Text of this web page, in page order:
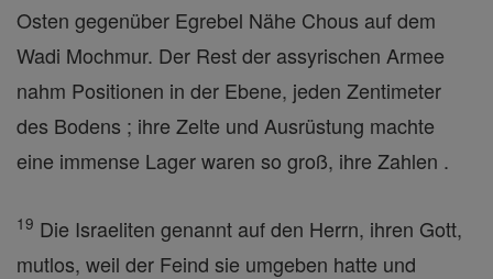
Osten gegenüber Egrebel Nähe Chous auf dem
Wadi Mochmur. Der Rest der assyrischen Armee
nahm Positionen in der Ebene, jeden Zentimeter
des Bodens ; ihre Zelte und Ausrüstung machte
eine immense Lager waren so groß, ihre Zahlen .
19 Die Israeliten genannt auf den Herrn, ihren Gott,
mutlos, weil der Feind sie umgeben hatte und